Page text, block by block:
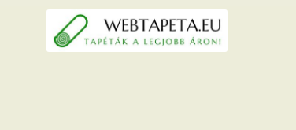
Ugrás
a
navigációhoz
Kilépés
a
tartalomba